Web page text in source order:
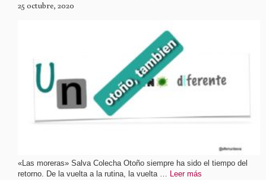
25 octubre, 2020
«Las moreras» Salva Colecha Otoño siempre ha sido el tiempo del
retorno. De la vuelta a la rutina, la vuelta … Leer más